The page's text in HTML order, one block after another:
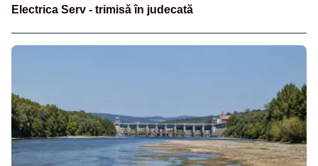
Electrica Serv - trimisă în judecată